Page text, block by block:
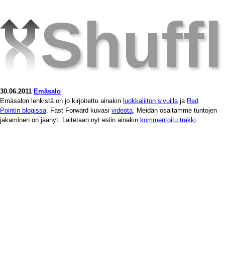
30.06.2011 Emäsalo
Emäsalon lenkistä on jo kirjoitettu ainakin luokkaliiton sivuillaja Red
Pointin blogissa. Fast Forward kuvasi videota. Meidän osaltamme tuntojen
jakaminen on jäänyt. Laitetaan nyt esiin ainakin kommentoitu träkki.